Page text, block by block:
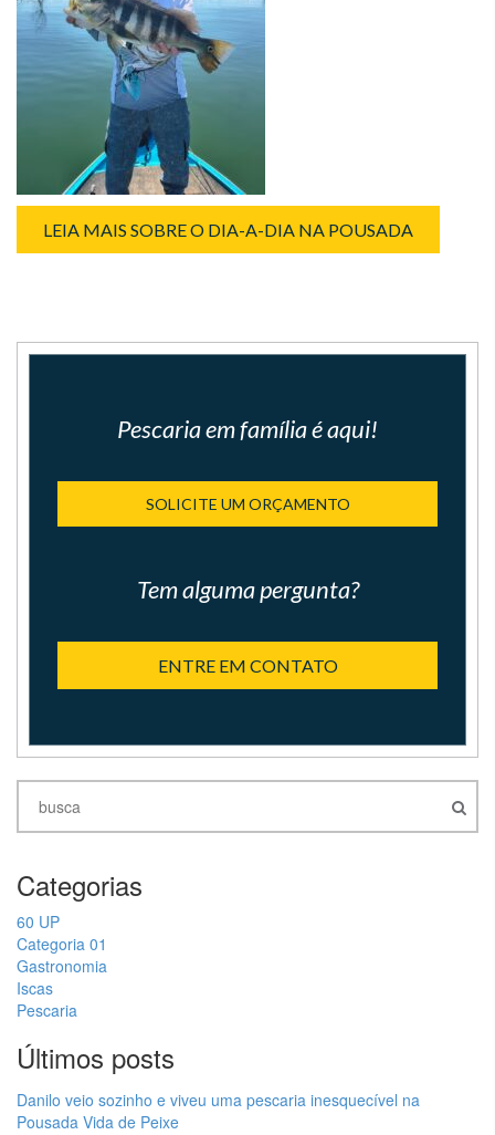
LEIA MAIS SOBRE O DIA-A-DIA NA POUSADA
Pescaria em família é aqui!
SOLICITE UM ORÇAMENTO
Tem alguma pergunta?
ENTRE EM CONTATO
Categorias
60 UP
Categoria 01
Gastronomia
Iscas
Pescaria
Últimos posts
Danilo veio sozinho e viveu uma pescaria inesquecível na
Pousada Vida de Peixe